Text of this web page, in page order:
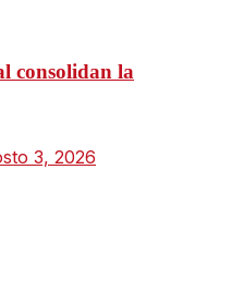
consolidan la
3, 2026